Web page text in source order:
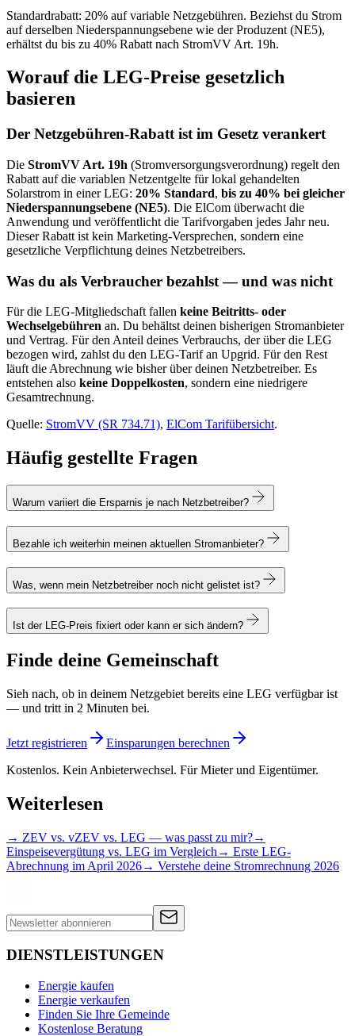
Standardrabatt: 20% auf variable Netzgebühren. Beziehst du Strom
auf derselben Niederspannungsebene wie der Produzent (NE5),
erhältst du bis zu 40% Rabatt nach StromVV Art. 19h.
Worauf die LEG-Preise gesetzlich
basieren
Der Netzgebühren-Rabatt ist im Gesetz verankert
Die StromVV Art. 19h (Stromversorgungsverordnung) regelt den
Rabatt auf die variablen Netzentgelte für lokal gehandelten
Solarstrom in einer LEG: 20% Standard, bis zu 40% bei gleicher
Niederspannungsebene (NE5). Die ElCom überwacht die
Anwendung und veröffentlicht die Tarifvorgaben jedes Jahr neu.
Dieser Rabatt ist kein Marketing-Versprechen, sondern eine
gesetzliche Verpflichtung deines Netzbetreibers.
Was du als Verbraucher bezahlst — und was nicht
Für die LEG-Mitgliedschaft fallen keine Beitritts- oder
Wechselgebühren an. Du behältst deinen bisherigen Stromanbieter
und Vertrag. Für den Anteil deines Verbrauchs, der über die LEG
bezogen wird, zahlst du den LEG-Tarif an Upgrid. Für den Rest
läuft die Abrechnung wie bisher über deinen Netzbetreiber. Es
entstehen also keine Doppelkosten, sondern eine niedrigere
Gesamtrechnung.
Quelle: StromVV (SR 734.71), ElCom Tarifübersicht.
Häufig gestellte Fragen
Warum variiert die Ersparnis je nach Netzbetreiber?
Bezahle ich weiterhin meinen aktuellen Stromanbieter?
Was, wenn mein Netzbetreiber noch nicht gelistet ist?
Ist der LEG-Preis fixiert oder kann er sich ändern?
Finde deine Gemeinschaft
Sieh nach, ob in deinem Netzgebiet bereits eine LEG verfügbar ist
— und tritt in 2 Minuten bei.
Jetzt registrieren
Einsparungen berechnen
Kostenlos. Kein Anbieterwechsel. Für Mieter und Eigentümer.
Weiterlesen
→ ZEV vs. vZEV vs. LEG — was passt zu mir?→
Einspeisevergütung vs. LEG im Vergleich → Erste LEG-
Abrechnung im April 2026→ Verstehe deine Stromrechnung 2026
DIENSTLEISTUNGEN
Energie kaufen
Energie verkaufen
Finden Sie Ihre Gemeinde
Kostenlose Beratung